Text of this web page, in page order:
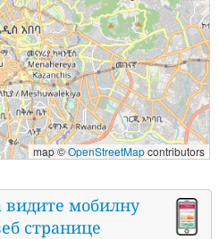
map ©OpenStreetMapcontributors
видите мобилну
странице